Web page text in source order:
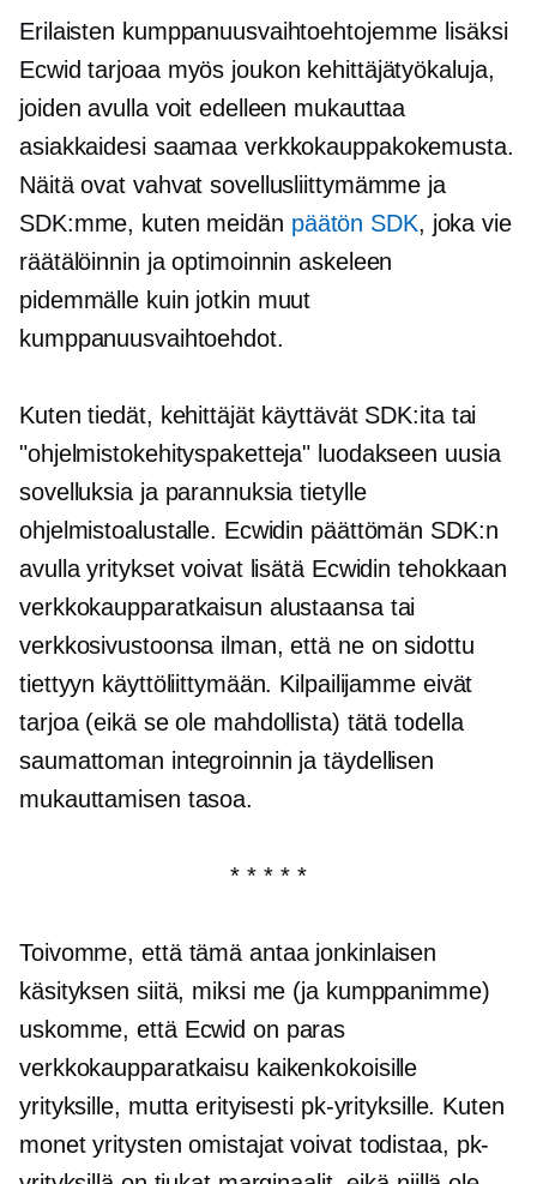
Erilaisten kumppanuusvaihtoehtojemme lisäksi
Ecwid tarjoaa myös joukon kehittäjätyökaluja,
joiden avulla voit edelleen mukauttaa
asiakkaidesi saamaa verkkokauppakokemusta.
Näitä ovat vahvat sovellusliittymämme ja
SDK:mme, kuten meidän päätön SDK, joka vie
räätälöinnin ja optimoinnin askeleen
pidemmälle kuin jotkin muut
kumppanuusvaihtoehdot.
Kuten tiedät, kehittäjät käyttävät SDK:ita tai
"ohjelmistokehityspaketteja" luodakseen uusia
sovelluksia ja parannuksia tietylle
ohjelmistoalustalle. Ecwidin päättömän SDK:n
avulla yritykset voivat lisätä Ecwidin tehokkaan
verkkokaupparatkaisun alustaansa tai
verkkosivustoonsa ilman, että ne on sidottu
tiettyyn käyttöliittymään. Kilpailijamme eivät
tarjoa (eikä se ole mahdollista) tätä todella
saumattoman integroinnin ja täydellisen
mukauttamisen tasoa.
* * * * *
Toivomme, että tämä antaa jonkinlaisen
käsityksen siitä, miksi me (ja kumppanimme)
uskomme, että Ecwid on paras
verkkokaupparatkaisu kaikenkokoisille
yrityksille, mutta erityisesti pk-yrityksille. Kuten
monet yritysten omistajat voivat todistaa, pk-